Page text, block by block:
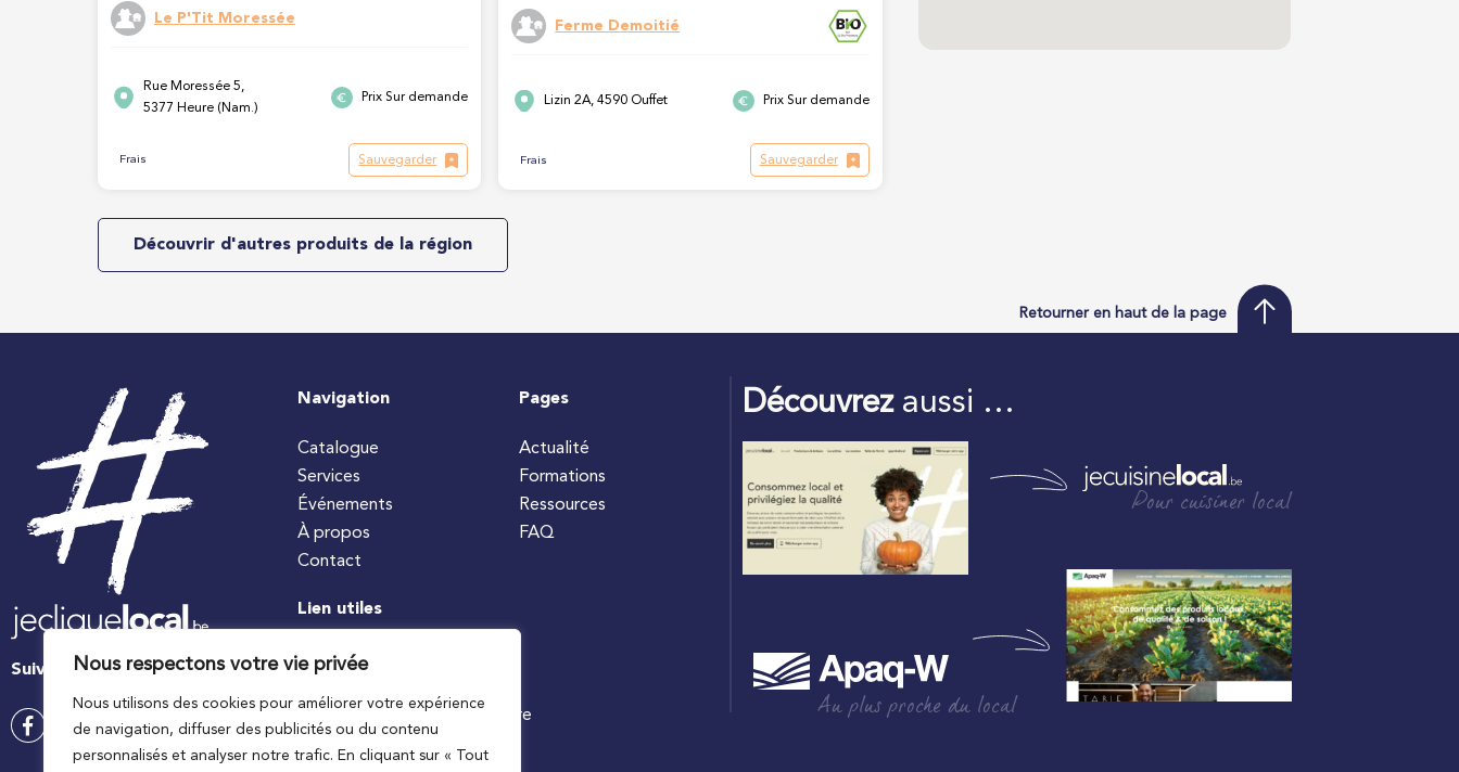
Nous respectons votre vie privée
Nous utilisons des cookies pour améliorer votre expérience
de navigation, diffuser des publicités ou du contenu
personnalisés et analyser notre trafic. En cliquant sur « Tout
Le P'Tit Moressée
Rue Moressée 5,
5377 Heure (Nam.)
Prix Sur demande
Frais Sauvegarder
Ferme Demoitié
Lizin 2A, 4590 Ouffet Prix Sur demande
Frais Sauvegarder
Découvrir d'autres produits de la région
Retourner en haut de la page
Suivez-nous
Navigation
Catalogue
Services
Événements
À propos
Contact
Pages
Actualité
Formations
Ressources
FAQ
Lien utiles
#jecuisinelocal
Ministre wallon de l’agriculture
Découvrezaussi …
Pour cuisiner local
Au plus proche du local